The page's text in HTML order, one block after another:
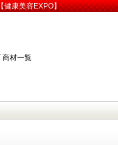
健康美容EXPO】
商材一覧